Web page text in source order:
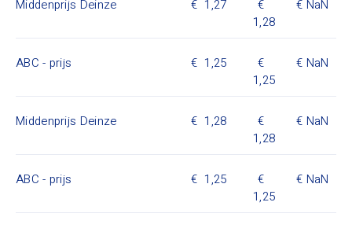
Middenprijs Deinze
1,27
1,28
NaN
ABC - prijs
1,25
1,25
NaN
Middenprijs Deinze
1,28
1,28
NaN
ABC - prijs
1,25
1,25
NaN